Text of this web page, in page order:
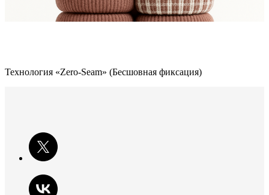
Технология «Zero-Seam» (Бесшовная фиксация)